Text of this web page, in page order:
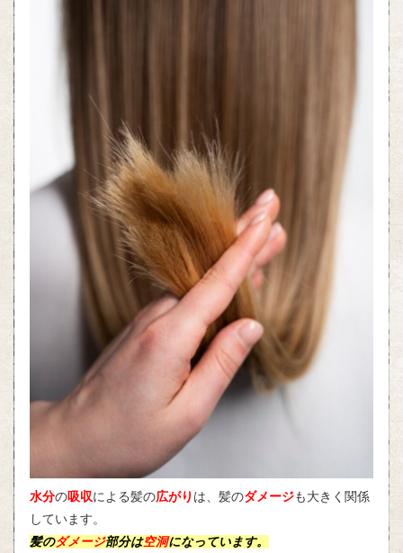
水分の吸収による髪の広がり は、髪のダメージも大きく関係
しています。
髪のダメージ部分は空洞になっています。